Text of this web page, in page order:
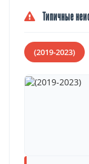
Типичные
(2019-2023)